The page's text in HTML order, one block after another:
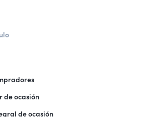
de ocasión
de ocasión